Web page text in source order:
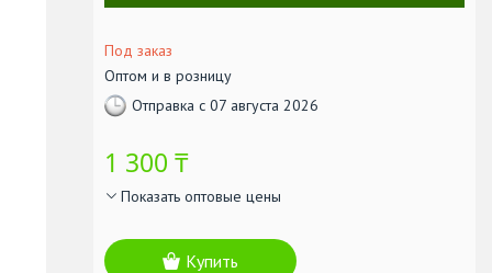
Под заказ
Оптом и в розницу
Отправка с 07 августа 2026
1 300 ₸
Показать оптовые цены
Купить